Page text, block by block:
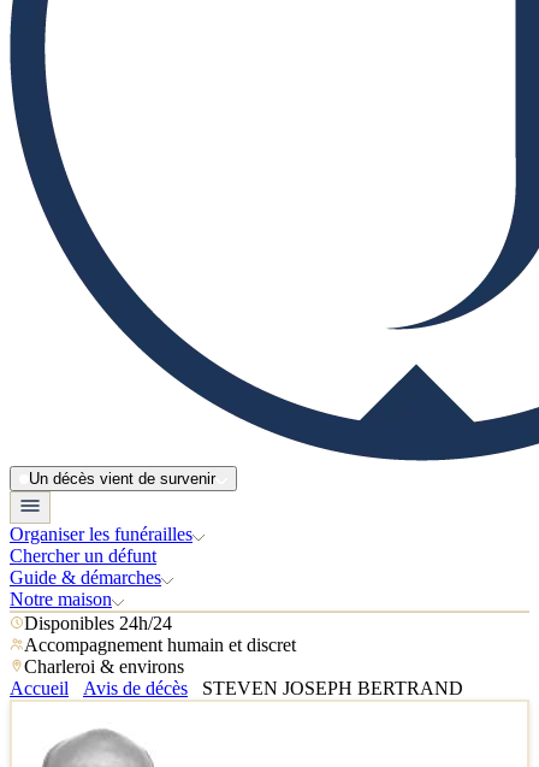
Un décès vient de survenir
Organiser les funérailles
Chercher un défunt
Guide & démarches
Notre maison
Disponibles 24h/24
Accompagnement humain et discret
Charleroi & environs
Accueil
Avis de décès STEVEN JOSEPH BERTRAND